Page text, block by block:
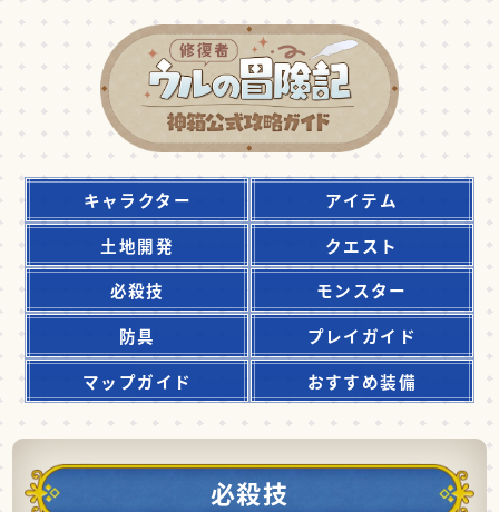
キャラクター
アイテム
土地開発
クエスト
必殺技
モンスター
防具
プレイガイド
マップガイド
おすすめ装備
必殺技